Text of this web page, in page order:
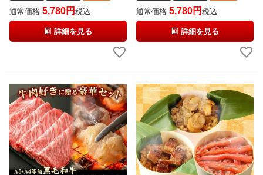
通常価格 5,780 税込
詳細を見る
通常価格 5,780 税込
詳細を見る